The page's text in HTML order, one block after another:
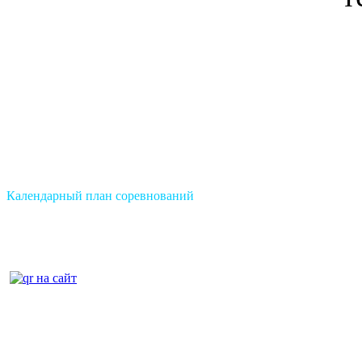
Календарный план соревнований